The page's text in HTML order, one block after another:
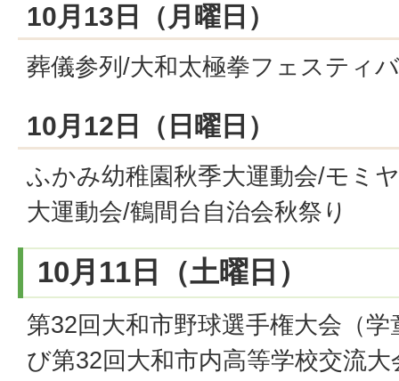
10月13日（月曜日）
葬儀参列/大和太極拳フェスティ
10月12日（日曜日）
ふかみ幼稚園秋季大運動会/モミ
大運動会/鶴間台自治会秋祭り
10月11日（土曜日）
第32回大和市野球選手権大会（
び第32回大和市内高等学校交流